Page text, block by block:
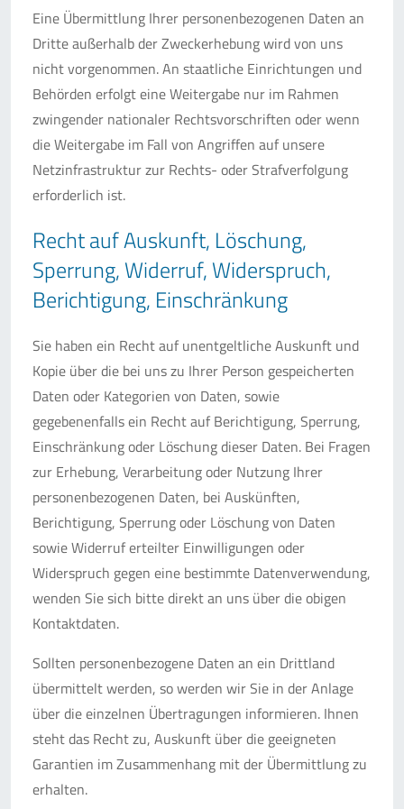
Eine Übermittlung Ihrer personenbezogenen Daten an
Dritte außerhalb der Zweckerhebung wird von uns
nicht vorgenommen. An staatliche Einrichtungen und
Behörden erfolgt eine Weitergabe nur im Rahmen
zwingender nationaler Rechtsvorschriften oder wenn
die Weitergabe im Fall von Angriffen auf unsere
Netzinfrastruktur zur Rechts- oder Strafverfolgung
erforderlich ist.
Recht auf Auskunft, Löschung,
Sperrung, Widerruf, Widerspruch,
Berichtigung, Einschränkung
Sie haben ein Recht auf unentgeltliche Auskunft und
Kopie über die bei uns zu Ihrer Person gespeicherten
Daten oder Kategorien von Daten, sowie
gegebenenfalls ein Recht auf Berichtigung, Sperrung,
Einschränkung oder Löschung dieser Daten. Bei Fragen
zur Erhebung, Verarbeitung oder Nutzung Ihrer
personenbezogenen Daten, bei Auskünften,
Berichtigung, Sperrung oder Löschung von Daten
sowie Widerruf erteilter Einwilligungen oder
Widerspruch gegen eine bestimmte Datenverwendung,
wenden Sie sich bitte direkt an uns über die obigen
Kontaktdaten.
Sollten personenbezogene Daten an ein Drittland
übermittelt werden, so werden wir Sie in der Anlage
über die einzelnen Übertragungen informieren. Ihnen
steht das Recht zu, Auskunft über die geeigneten
Garantien im Zusammenhang mit der Übermittlung zu
erhalten.